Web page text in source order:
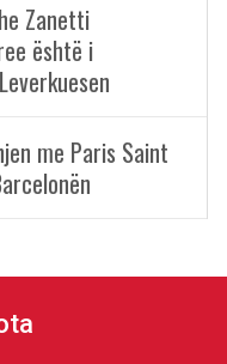
Zanetti
është i
me Paris Saint